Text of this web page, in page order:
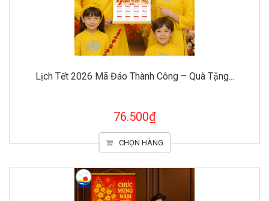
Lịch Tết 2026 Mã Đáo Thành Công – Quà Tặng...
76.500₫
CHỌN HÀNG